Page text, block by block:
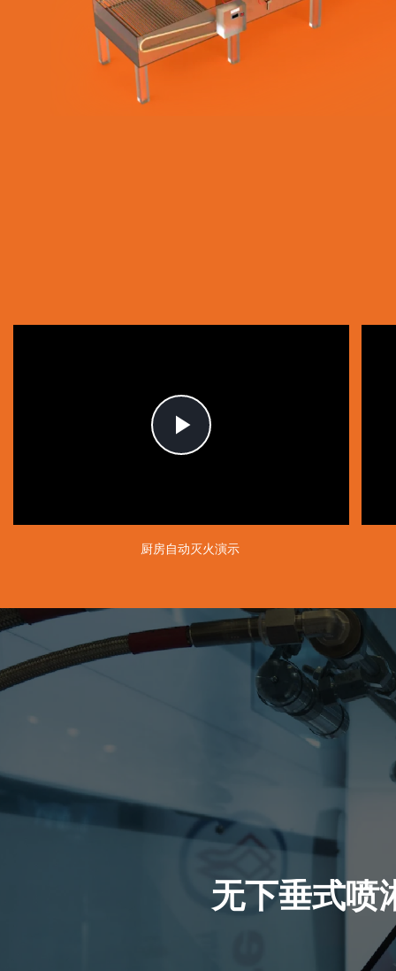
厨房自动灭火演示
Play
无下垂式喷